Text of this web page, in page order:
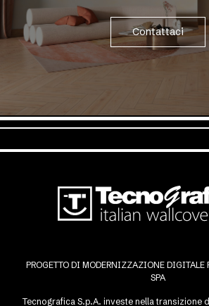
Contattaci
PROGETTO DI MODERNIZZAZIONE DIGITALE
SPA
Tecnografica S.p.A. investe nella transizione